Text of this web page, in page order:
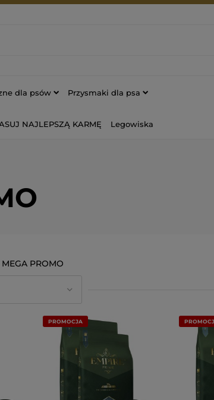
dla psów Przysmaki dla psa
NAJLEPSZĄ KARMĘ Legowiska
MEGA PROMO
PROMOCJA